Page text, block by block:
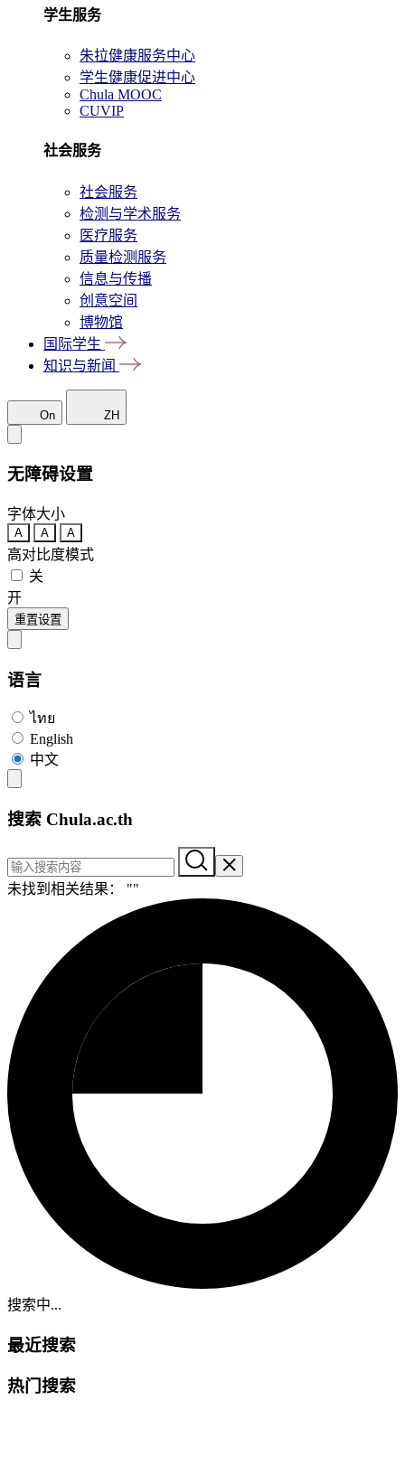
学生服务
朱拉健康服务中心
学生健康促进中心
Chula MOOC
CUVIP
社会服务
社会服务
检测与学术服务
医疗服务
质量检测服务
信息与传播
创意空间
博物馆
国际学生
知识与新闻
On ZH
无障碍设置
字体大小
A A A
高对比度模式
关
开
重置设置
语言
ไทย
English
中文
搜索 Chula.ac.th
未找到相关结果： ""
搜索中...
最近搜索
热门搜索